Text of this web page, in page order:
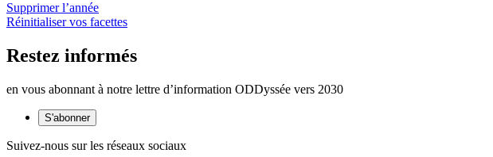
Supprimer l’année
Réinitialiser vos facettes
Restez informés
en vous abonnant à notre lettre d’information ODDyssée vers 2030
S'abonner
Suivez-nous sur les réseaux sociaux